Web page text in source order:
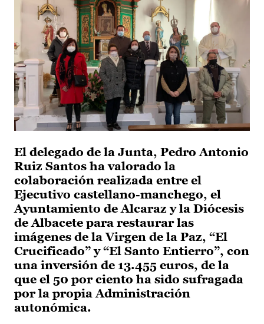
El delegado de la Junta, Pedro Antonio
Ruiz Santos ha valorado la
colaboración realizada entre el
Ejecutivo castellano-manchego, el
Ayuntamiento de Alcaraz y la Diócesis
de Albacete para restaurar las
imágenes de la Virgen de la Paz, “El
Crucificado” y “El Santo Entierro”, con
una inversión de 13.455 euros, de la
que el 50 por ciento ha sido sufragada
por la propia Administración
autonómica.